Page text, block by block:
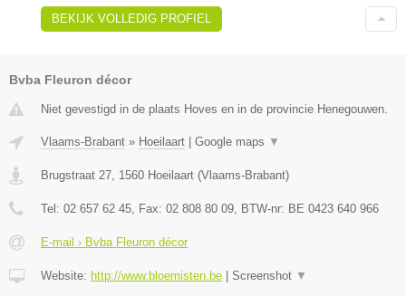
BEKIJK VOLLEDIG PROFIEL
Bvba Fleuron décor
Niet gevestigd in de plaats Hoves en in de provincie Henegouwen.
Vlaams-Brabant » Hoeilaart | Google maps ▼
Brugstraat 27 1560 Hoeilaart (Vlaams-Brabant)
Tel: 02 657 62 45 , Fax: 02 808 80 09 , BTW-nr: BE 0423 640 966
E-mail › Bvba Fleuron décor
Website: http://www.bloemisten.be | Screenshot ▼